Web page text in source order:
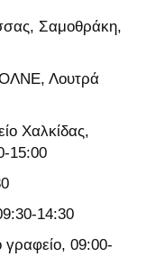
Σαμοθράκη,
ΟΛΝΕ, Λουτρά
Χαλκίδας,
15:00
14:30
γραφείο, 09:00-